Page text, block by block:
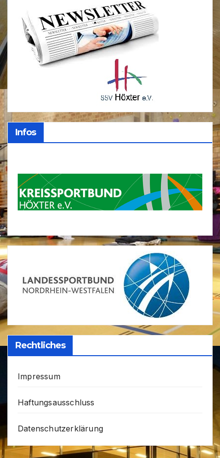
Infos
Rechtliches
Impressum
Haftungsausschluss
Datenschutzerklärung